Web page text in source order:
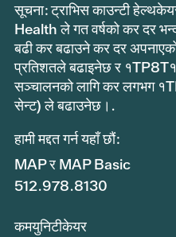
सूचना: ट्राभिस काउन्टी
Health ले गत वर्षको कर दर
बढी कर बढाउने कर दर
प्रतिशतले बढाइनेछ र
सञ्चालनको लागि कर लगभग
सेन्ट) ले बढाउनेछ।.
हामी मद्दत गर्न यहाँ छौं:
MAP र MAP Basic
512.978.8130
कमयुनिटीकेयर